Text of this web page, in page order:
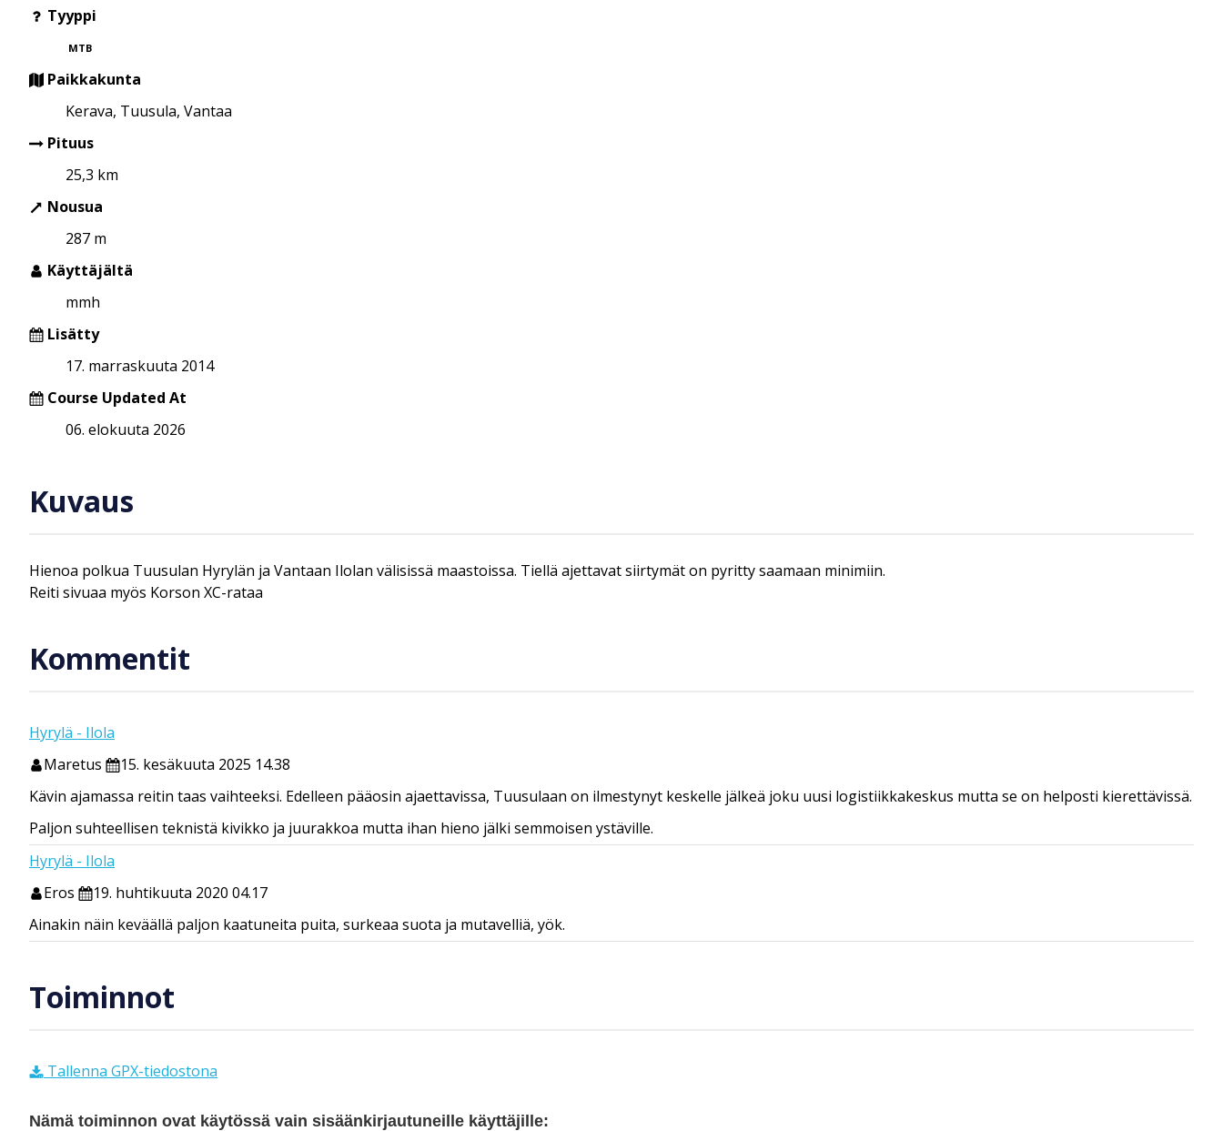
Tyyppi
MTB
Paikkakunta
Kerava, Tuusula, Vantaa
Pituus
25,3 km
Nousua
287 m
Käyttäjältä
mmh
Lisätty
17. marraskuuta 2014
Course Updated At
06. elokuuta 2026
Kuvaus
Hienoa polkua Tuusulan Hyrylän ja Vantaan Ilolan välisissä maastoissa. Tiellä ajettavat siirtymät on pyritty saamaan minimiin.
Reiti sivuaa myös Korson XC-rataa
Kommentit
Hyrylä - Ilola
Maretus
15. kesäkuuta 2025 14.38
Kävin ajamassa reitin taas vaihteeksi. Edelleen pääosin ajaettavissa, Tuusulaan on ilmestynyt keskelle jälkeä joku uusi logistiikkakeskus mutta se on helposti kierettävissä.
Paljon suhteellisen teknistä kivikko ja juurakkoa mutta ihan hieno jälki semmoisen ystäville.
Hyrylä - Ilola
Eros
19. huhtikuuta 2020 04.17
Ainakin näin keväällä paljon kaatuneita puita, surkeaa suota ja mutavelliä, yök.
Toiminnot
Tallenna GPX-tiedostona
Nämä toiminnon ovat käytössä vain sisäänkirjautuneille käyttäjille: